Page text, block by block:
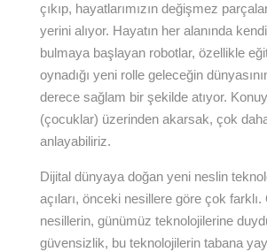
çıkıp, hayatlarımızın değişmez
yerini alıyor. Hayatın her alanında
bulmaya başlayan robotlar, özellikle
oynadığı yeni rolle geleceğin
derece sağlam bir şekilde atıyor.
(çocuklar) üzerinden akarsak, çok
anlayabiliriz.
Dijital dünyaya doğan yeni neslin
açıları, önceki nesillere göre çok
nesillerin, günümüz teknolojilerine
güvensizlik, bu teknolojilerin tabana